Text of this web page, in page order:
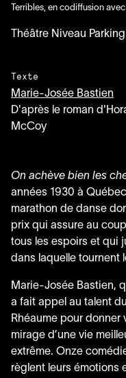
Terribles, en codiffusion
Théâtre Niveau Parking
Texte
Marie-Josée Bastien
D'après le roman
McCoy
On achève bien les
années
1930 à
marathon de danse
prix qui assure au
tous les espoirs et qui
dans laquelle tournent
Marie-Josée Bastien,
a fait appel au talent
Rhéaume pour
mirage d’une vie
extrême. Onze
règlent leurs émotions